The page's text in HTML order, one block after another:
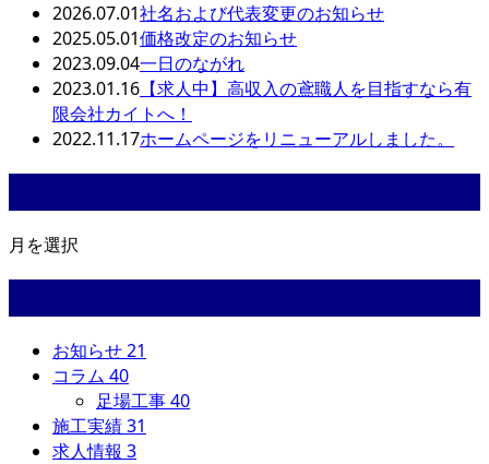
2026.07.01社名および代表変更のお知らせ
2025.05.01価格改定のお知らせ
2023.09.04一日のながれ
2023.01.16 【求人中】高収入の鳶職人を目指すなら有
限会社カイトへ！
2022.11.17ホームページをリニューアルしました。
月を選択
お知らせ21
コラム 40
足場工事40
施工実績31
求人情報 3